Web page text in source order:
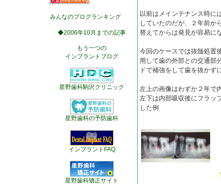
みんなのブログランキング
◆2006年10月までの記事
もう一つの
インプラントブログ
星野歯科駒沢クリニック
星野歯科の予防歯科
インプラントFAQ
星野歯科矯正サイト
以前はメインテナンス時に
していたのだが、２年前か
替えてからは発見が容易に
今回のケースでは抜髄処置
用して歯の外部との交通部
ドで補強をして歯を抜かず
左上の画像はわずか２年で
左下は内部吸収後にフラッ
した例